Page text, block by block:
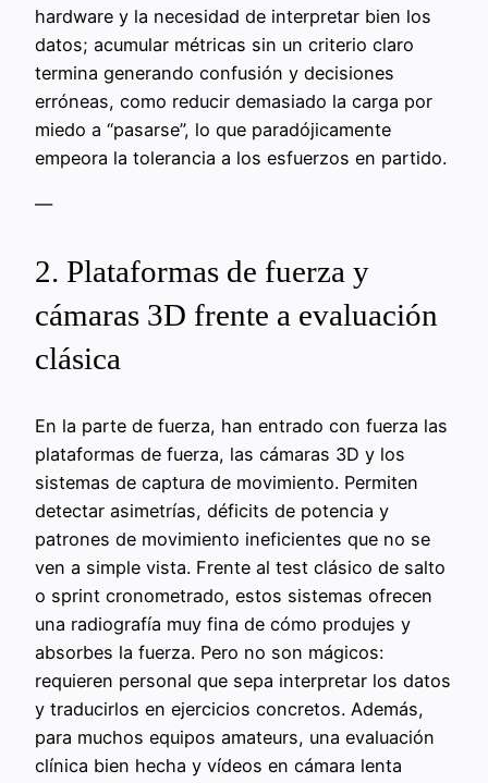
hardware y la necesidad de interpretar bien los
datos; acumular métricas sin un criterio claro
termina generando confusión y decisiones
erróneas, como reducir demasiado la carga por
miedo a “pasarse”, lo que paradójicamente
empeora la tolerancia a los esfuerzos en partido.
—
2. Plataformas de fuerza y
cámaras 3D frente a evaluación
clásica
En la parte de fuerza, han entrado con fuerza las
plataformas de fuerza, las cámaras 3D y los
sistemas de captura de movimiento. Permiten
detectar asimetrías, déficits de potencia y
patrones de movimiento ineficientes que no se
ven a simple vista. Frente al test clásico de salto
o sprint cronometrado, estos sistemas ofrecen
una radiografía muy fina de cómo produjes y
absorbes la fuerza. Pero no son mágicos:
requieren personal que sepa interpretar los datos
y traducirlos en ejercicios concretos. Además,
para muchos equipos amateurs, una evaluación
clínica bien hecha y vídeos en cámara lenta